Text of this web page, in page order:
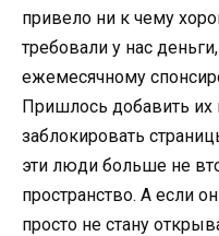
привело ни к чему
требовали у нас
ежемесячному
Пришлось добавить
заблокировать
эти люди больше не
пространство. А если
просто не стану